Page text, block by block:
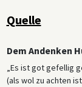
Quelle
Dem Andenken
„Es ist got gefellig
(als wol zu achten